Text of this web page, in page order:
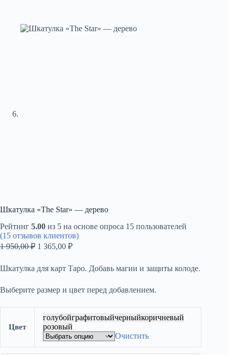
Шкатулка «The Star» — дерево
Рейтинг 5.00 из 5 на основе опроса 15 пользователей
(15 отзывов клиентов)
1 950,00₽ Первоначальная
1
1 365,00 ₽Текущая
365,00 ₽.
Шкатулка для карт Таро. Добавь магии и защиты колоде.
Выберите размер и цвет перед добавлением.
Цвет
голубойграфитовыйчерныйкоричневый
розовый
Очистить